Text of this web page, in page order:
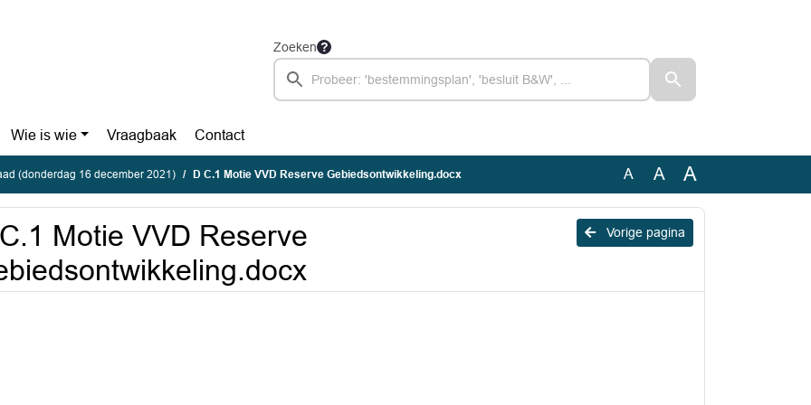
Zoeken
Wie is wie Vraagbaak Contact
(donderdag 16 december 2021) D C.1 Motie VVD Reserve Gebiedsontwikkeling.docx A A A
Vorige pagina
Motie VVD Reserve